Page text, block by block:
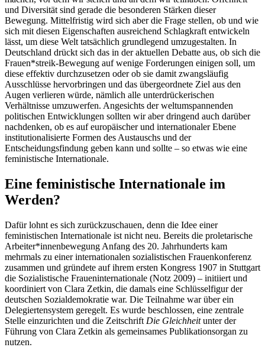
und Diversität sind gerade die besonderen Stärken dieser
Bewegung. Mittelfristig wird sich aber die Frage stellen, ob und wie
sich mit diesen Eigenschaften ausreichend Schlagkraft entwickeln
lässt, um diese Welt tatsächlich grundlegend umzugestalten. In
Deutschland drückt sich das in der aktuellen Debatte aus, ob sich die
Frauen*streik-Bewegung auf wenige Forderungen einigen soll, um
diese effektiv durchzusetzen oder ob sie damit zwangsläufig
Ausschlüsse hervorbringen und das übergeordnete Ziel aus den
Augen verlieren würde, nämlich alle unterdrückerischen
Verhältnisse umzuwerfen. Angesichts der weltumspannenden
politischen Entwicklungen sollten wir aber dringend auch darüber
nachdenken, ob es auf europäischer und internationaler Ebene
institutionalisierte Formen des Austauschs und der
Entscheidungsfindung geben kann und sollte – so etwas wie eine
feministische Internationale.
Eine feministische Internationale im
Werden?
Dafür lohnt es sich zurückzuschauen, denn die Idee einer
feministischen Internationale ist nicht neu. Bereits die proletarische
Arbeiter*innenbewegung Anfang des 20. Jahrhunderts kam
mehrmals zu einer internationalen sozialistischen Frauenkonferenz
zusammen und gründete auf ihrem ersten Kongress 1907 in Stuttgart
die Sozialistische Fraueninternationale (Notz 2009) – initiiert und
koordiniert von Clara Zetkin, die damals eine Schlüsselfigur der
deutschen Sozialdemokratie war. Die Teilnahme war über ein
Delegiertensystem geregelt. Es wurde beschlossen, eine zentrale
Stelle einzurichten und die Zeitschrift Die Gleichheitunter der
Führung von Clara Zetkin als gemeinsames Publikationsorgan zu
nutzen.